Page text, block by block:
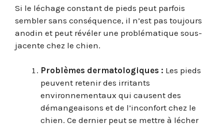
Si le léchage constant de pieds peut parfois
sembler sans conséquence, il n’est pas toujours
anodin et peut révéler une problématique sous-
jacente chez le chien.
Problèmes dermatologiques : Les pieds
peuvent retenir des irritants
environnementaux qui causent des
démangeaisons et de l’inconfort chez le
chien. Ce dernier peut se mettre à lécher